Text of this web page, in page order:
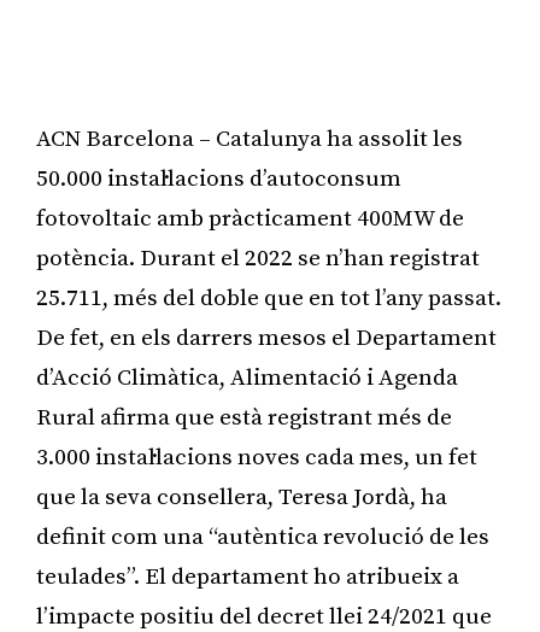
ACN Barcelona – Catalunya ha assolit les
50.000 instal·lacions d’autoconsum
fotovoltaic amb pràcticament 400MW de
potència. Durant el 2022 se n’han registrat
25.711, més del doble que en tot l’any passat.
De fet, en els darrers mesos el Departament
d’Acció Climàtica, Alimentació i Agenda
Rural afirma que està registrant més de
3.000 instal·lacions noves cada mes, un fet
que la seva consellera, Teresa Jordà, ha
definit com una “autèntica revolució de les
teulades”. El departament ho atribueix a
l’impacte positiu del decret llei 24/2021 que